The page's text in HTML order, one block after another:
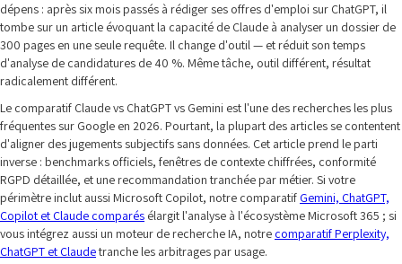
dépens : après six mois passés à rédiger ses offres d'emploi sur ChatGPT, il
tombe sur un article évoquant la capacité de Claude à analyser un dossier de
300 pages en une seule requête. Il change d'outil — et réduit son temps
d'analyse de candidatures de 40 %. Même tâche, outil différent, résultat
radicalement différent.
Le comparatif Claude vs ChatGPT vs Gemini est l'une des recherches les plus
fréquentes sur Google en 2026. Pourtant, la plupart des articles se contentent
d'aligner des jugements subjectifs sans données. Cet article prend le parti
inverse : benchmarks officiels, fenêtres de contexte chiffrées, conformité
RGPD détaillée, et une recommandation tranchée par métier. Si votre
périmètre inclut aussi Microsoft Copilot, notre comparatif Gemini, ChatGPT,
Copilot et Claude comparés élargit l'analyse à l'écosystème Microsoft 365 ; si
vous intégrez aussi un moteur de recherche IA, notre comparatif Perplexity,
ChatGPT et Claudetranche les arbitrages par usage.